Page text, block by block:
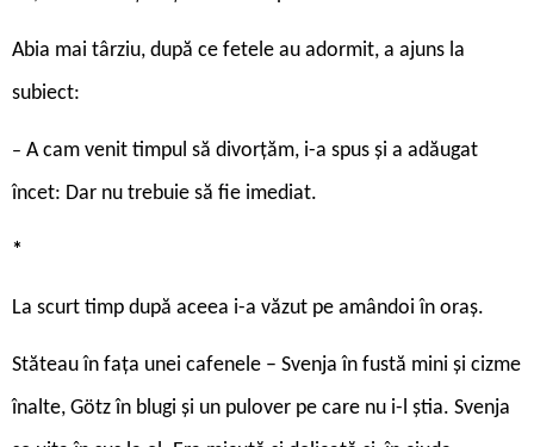
Abia mai târziu, după ce fetele au adormit, a ajuns la
subiect:
– A cam venit timpul să divorțăm, i-a spus și a adăugat
încet: Dar nu trebuie să fie imediat.
*
La scurt timp după aceea i-a văzut pe amândoi în oraș.
Stăteau în fața unei cafenele – Svenja în fustă mini și cizme
înalte, Götz în blugi și un pulover pe care nu i-l știa. Svenja